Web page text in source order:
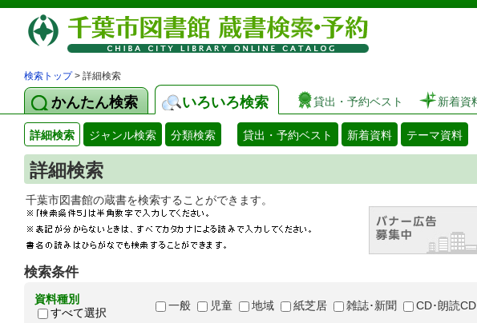
図書館 蔵書検索
検索トップ> 詳細検索
かんたん検索 いろいろ検索 貸出・予約ベスト 新着資
詳細検索 ジャンル検索 分類検索 貸出・予約ベスト 新着資料 テーマ資料
詳細検索
千葉市図書館の蔵書を検索することができます。 広告(バナー
検索条件
資料種別
すべて選択
一般 児童 地域 紙芝居 雑誌･新聞 CD･朗読